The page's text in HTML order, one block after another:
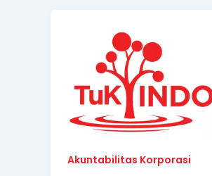
Akuntabilitas Korporasi